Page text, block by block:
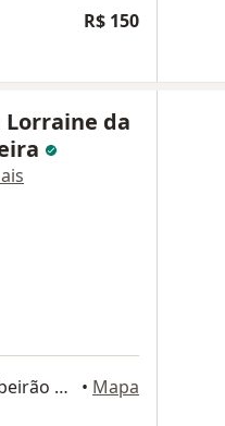
R$ 150
Lorraine da
Av. Francisco Monteiro, 1206, Ribeirão Pires • Mapa